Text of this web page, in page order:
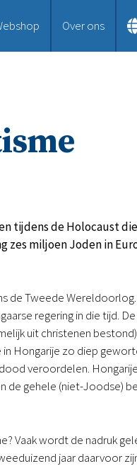
Over ons
tijdens de Holocaust
miljoen Joden in
de Tweede
regering in die tijd.
uit christenen
Hongarije zo diep
veroordelen.
de gehele (niet-Joodse)
Vaak wordt de nadruk
jaar daarvoor